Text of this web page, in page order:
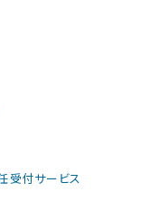
受付サービス